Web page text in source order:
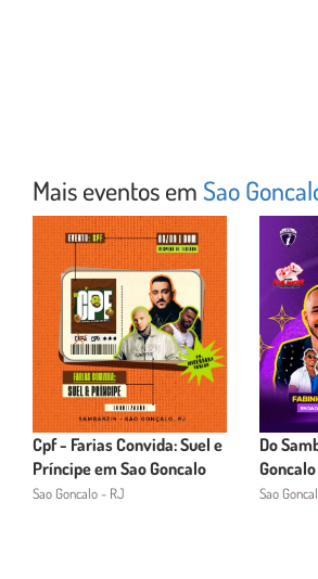
Mais eventos emSao
Cpf - Farias Convida: Suel e
Príncipe em Sao Goncalo
Sao Goncalo - RJ
Do
Goncalo
Sao